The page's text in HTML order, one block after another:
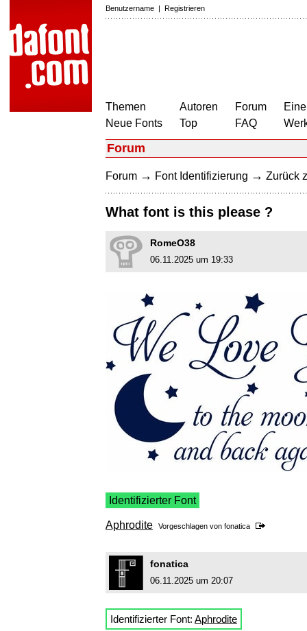
Benutzername | Registrieren
Themen
Neue Fonts
Autoren
Top
Forum
FAQ
Forum
Forum → Font Identifizierung → Zurück
What font is this please ?
RomeO38
06.11.2025 um 19:33
Identifizierter Font
Aphrodite Vorgeschlagen von fonatica
fonatica
06.11.2025 um 20:07
Identifizierter Font: Aphrodite